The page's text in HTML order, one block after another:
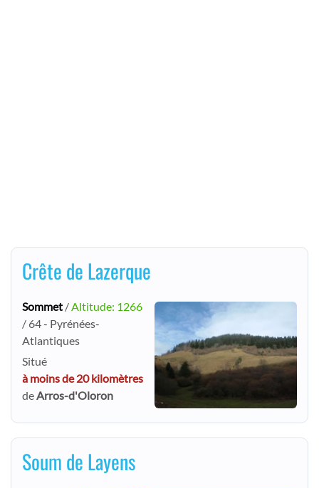
Crête de Lazerque
Sommet /Altitude: 1266
/ 64 - Pyrénées-
Atlantiques
Situé
à moins de 20 kilomètres
deArros-d'Oloron
Soum de Layens